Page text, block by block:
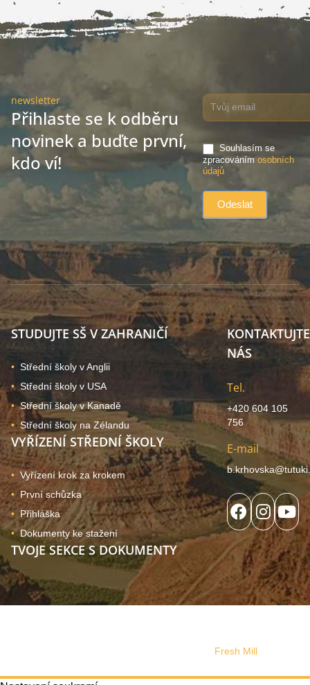
newsletter
Přihlaste se k odběru
novinek a buďte první,
kdo ví!
Souhlasím se
zpracovánímosobních
údajů
STUDUJTE SŠ V ZAHRANIČÍ
Střední školy v Anglii
Střední školy v USA
Střední školy v Kanadě
Střední školy na Zélandu
VYŘÍZENÍ STŘEDNÍ ŠKOLY
Vyřízení krok za krokem
První schůzka
Přihláška
Dokumenty ke stažení
TVOJE SEKCE S DOKUMENTY
KONTAKTUJTE
NÁS
Tel.
+420 604 105
756
E-mail
Fresh Mill